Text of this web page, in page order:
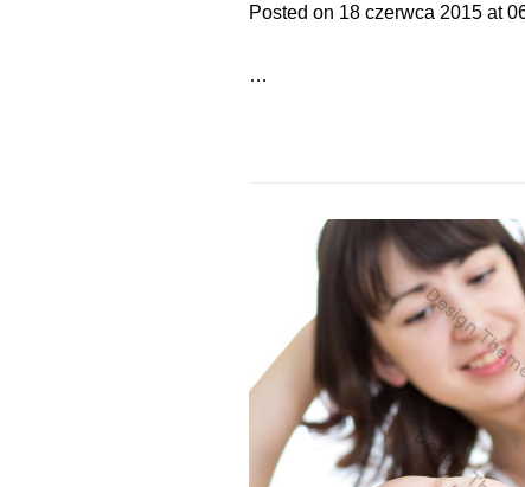
Posted on 18 czerwca 2015 at
…